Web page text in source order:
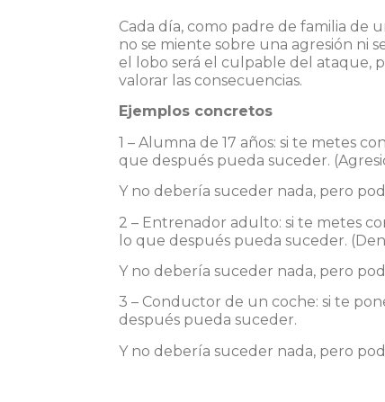
Cada día, como padre de familia de
no se miente sobre una agresión ni
el lobo será el culpable del ataque,
valorar las consecuencias.
Ejemplos concretos
1 – Alumna de 17 años: si te metes
que después pueda suceder.
Y no debería suceder nada, pero
2 – Entrenador adulto: si te metes
lo que después pueda suceder.
Y no debería suceder nada, pero
3 – Conductor de un coche: si te
después pueda suceder.
Y no debería suceder nada, pero